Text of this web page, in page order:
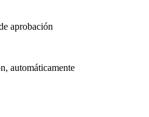
aprobación
automáticamente